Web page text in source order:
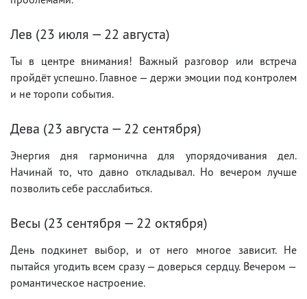
Лев (23 июля — 22 августа)
Ты в центре внимания! Важный разговор или встреча
пройдёт успешно. Главное — держи эмоции под контролем
и не торопи события.
Дева (23 августа — 22 сентября)
Энергия дня гармонична для упорядочивания дел.
Начинай то, что давно откладывал. Но вечером лучше
позволить себе расслабиться.
Весы (23 сентября — 22 октября)
День подкинет выбор, и от него многое зависит. Не
пытайся угодить всем сразу — доверься сердцу. Вечером —
романтическое настроение.